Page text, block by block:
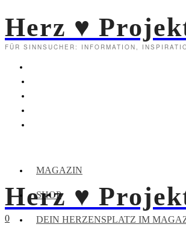
Herz ♥
FÜR SINNSUCHER: INFORMATION,
MAGAZIN
SHOP
DEIN HERZENSPLATZ IM
Herz ♥
0